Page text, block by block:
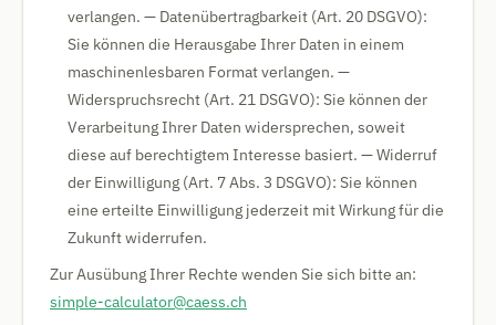
verlangen. — Datenübertragbarkeit (Art. 20 DSGVO):
Sie können die Herausgabe Ihrer Daten in einem
maschinenlesbaren Format verlangen. —
Widerspruchsrecht (Art. 21 DSGVO): Sie können der
Verarbeitung Ihrer Daten widersprechen, soweit
diese auf berechtigtem Interesse basiert. — Widerruf
der Einwilligung (Art. 7 Abs. 3 DSGVO): Sie können
eine erteilte Einwilligung jederzeit mit Wirkung für die
Zukunft widerrufen.
Zur Ausübung Ihrer Rechte wenden Sie sich bitte an:
simple-calculator@caess.ch